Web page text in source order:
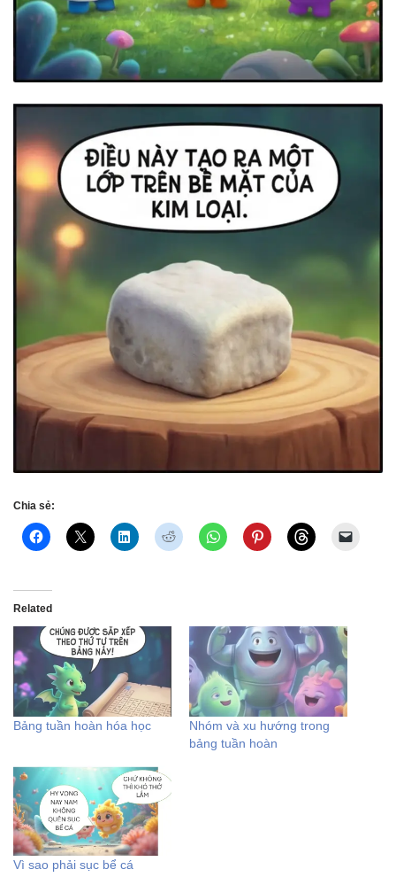
Chia sẻ:
Related
Bảng tuần hoàn hóa học
Nhóm và xu hướng trong
bảng tuần hoàn
Vì sao phải sục bể cá